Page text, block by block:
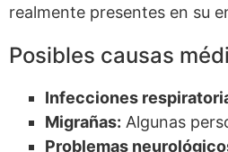
realmente presentes en su
Posibles causas
Infecciones
Migrañas: Algunas
Problemas